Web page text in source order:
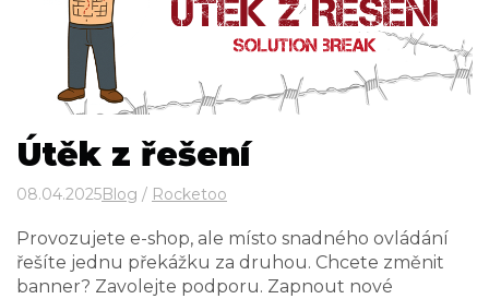
Útěk z řešení
08.04.2025Blog / Rocketoo
Provozujete e-shop, ale místo snadného ovládání
řešíte jednu překážku za druhou. Chcete změnit
banner? Zavolejte podporu. Zapnout nové